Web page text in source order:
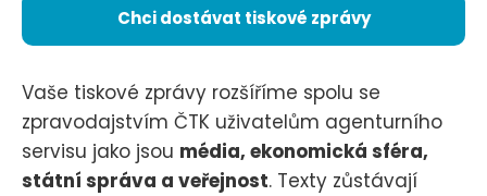
Chci dostávat tiskové zprávy
Vaše tiskové zprávy rozšíříme spolu se
zpravodajstvím ČTK uživatelům agenturního
servisu jako jsou média, ekonomická sféra,
státní správa a veřejnost. Texty zůstávají